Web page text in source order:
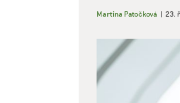
Martina Patočková | 23.
Zobrazit
větší
obrázek